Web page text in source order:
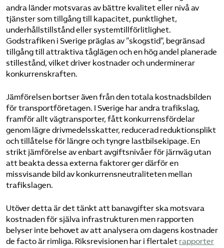
andra länder motsvaras av bättre kvalitet eller nivå av
tjänster som tillgång till kapacitet, punktlighet,
underhållstillstånd eller systemtillförlitlighet.
Godstrafiken i Sverige präglas av ”skogstid”, begränsad
tillgång till attraktiva tåglägen och en hög andel planerade
stillestånd, vilket driver kostnader och underminerar
konkurrenskraften.
Jämförelsen bortser även från den totala kostnadsbilden
för transportföretagen. I Sverige har andra trafikslag,
framför allt vägtransporter, fått konkurrensfördelar
genom lägre drivmedelsskatter, reducerad reduktionsplikt
och tillåtelse för längre och tyngre lastbilsekipage. En
strikt jämförelse av enbart avgiftsnivåer för järnväg utan
att beakta dessa externa faktorer ger därför en
missvisande bild av konkurrensneutraliteten mellan
trafikslagen.
Utöver detta är det tänkt att banavgifter ska motsvara
kostnaden för själva infrastrukturen men rapporten
belyser inte behovet av att analysera om dagens kostnader
de facto är rimliga. Riksrevisionen har i flertalet rapporter